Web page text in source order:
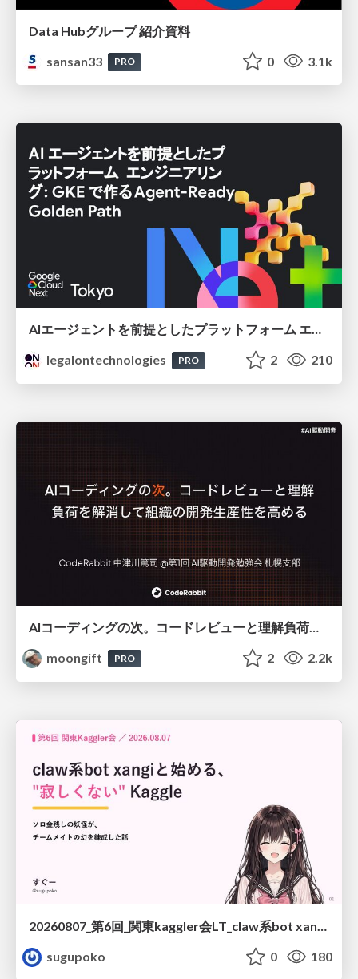
Data Hubグループ 紹介資料
sansan33
PRO 0 3.1k
AIエージェントを前提としたプラットフォーム エンジニアリング：GKEで作るAgent-Ready Golden Path
legalontechnologies
PRO 2 210
AIコーディングの次。コードレビューと理解負荷を解消して組織の開発生産性を高める
moongift
PRO 2 2.2k
sugupoko
0 180